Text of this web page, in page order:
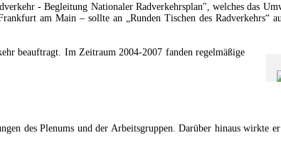
- Begleitung Nationaler Radverkehrsplan", welches das
am Main – sollte an „Runden Tischen des Radverkehrs“
beauftragt. Im Zeitraum 2004-2007 fanden regelmäßige
des Plenums und der Arbeitsgruppen. Darüber hinaus wirkte